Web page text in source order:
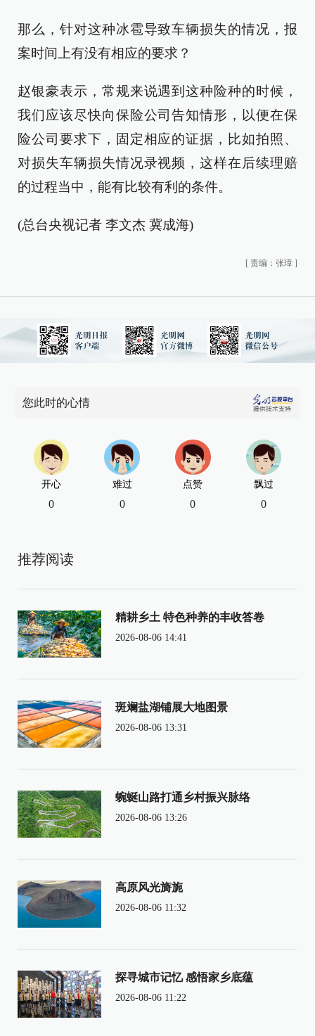
那么，针对这种冰雹导致车辆损失的情况，报
案时间上有没有相应的要求？
赵银豪表示，常规来说遇到这种险种的时候，
我们应该尽快向保险公司告知情形，以便在保
险公司要求下，固定相应的证据，比如拍照、
对损失车辆损失情况录视频，这样在后续理赔
的过程当中，能有比较有利的条件。
(总台央视记者 李文杰 冀成海)
[ 责编：张璋 ]
您此时的心情
开心
0
难过
0
点赞
0
飘过
0
推荐阅读
精耕乡土 特色种养的丰收答卷
2026-08-06 14:41
斑斓盐湖铺展大地图景
2026-08-06 13:31
蜿蜒山路打通乡村振兴脉络
2026-08-06 13:26
高原风光旖旎
2026-08-06 11:32
探寻城市记忆 感悟家乡底蕴
2026-08-06 11:22